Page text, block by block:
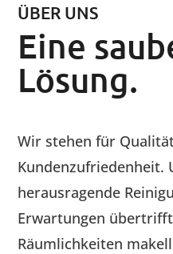
ÜBER UNS
Eine
Lösung.
Wir stehen für
Kundenzufriedenheit.
herausragende
Erwartungen
Räumlichkeiten